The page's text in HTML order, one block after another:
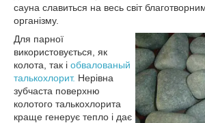
сауна славиться на весь світ
організму.
Для парної
використовується, як
колота, так і обвалованый
талькохлорит. Нерівна
зубчаста поверхню
колотого талькохлорита
краще генерує тепло і дає